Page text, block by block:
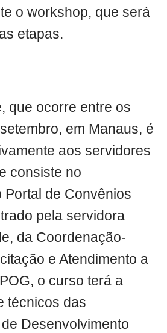
o workshop, que será
etapas.
que ocorre entre os
em Manaus, é
aos servidores
consiste no
Portal de Convênios
pela servidora
da Coordenação-
e Atendimento a
o curso terá a
técnicos das
Desenvolvimento